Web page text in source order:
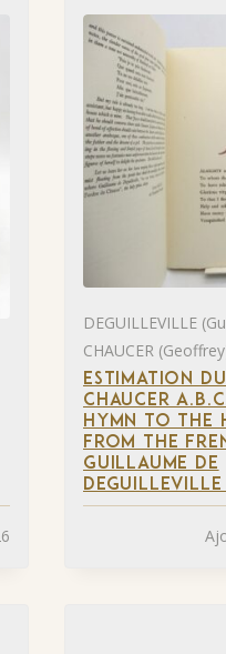
DEGUILLEVILLE
CHAUCER
ESTIMATION
CHAUCER
HYMN TO THE
FROM THE
GUILLAUME DE